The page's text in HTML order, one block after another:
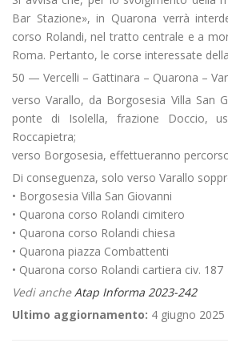
Bar Stazione», in Quarona verrà
corso Rolandi, nel tratto centrale e a
Roma. Pertanto, le corse interessate
50 — Vercelli – Gattinara – Quarona –
verso Varallo, da Borgosesia Villa San
ponte di Isolella, frazione Doccio,
Roccapietra;
verso Borgosesia, effettueranno
Di conseguenza, solo verso Varallo
• Borgosesia Villa San Giovanni
• Quarona corso Rolandi cimitero
• Quarona corso Rolandi chiesa
• Quarona piazza Combattenti
• Quarona corso Rolandi cartiera civ. 187
Vedi ancheAtap Informa 2023-242
Ultimo aggiornamento: 4 giugno 2025